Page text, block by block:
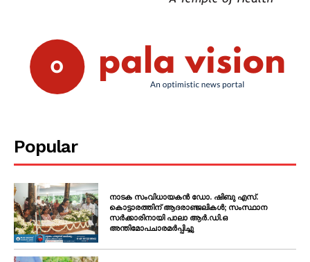
Popular
നാടക സംവിധായകൻ ഡോ. ഷിബു എസ്.
കൊട്ടാരത്തിന് ആദരാഞ്ജലികൾ; സംസ്ഥാന
സർക്കാരിനായി പാലാ ആർ.ഡി.ഒ
അന്തിമോപചാരമർപ്പിച്ചു